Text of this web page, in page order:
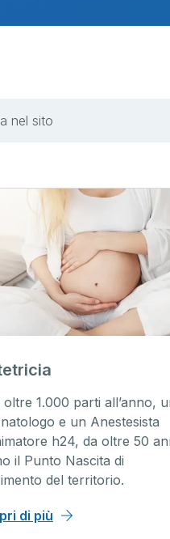
oltre 1.000 parti all’anno,
e un Anestesista
h24, da oltre 50
il Punto Nascita di
del territorio.
di più